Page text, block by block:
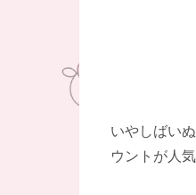
いやしばい
ウントが人